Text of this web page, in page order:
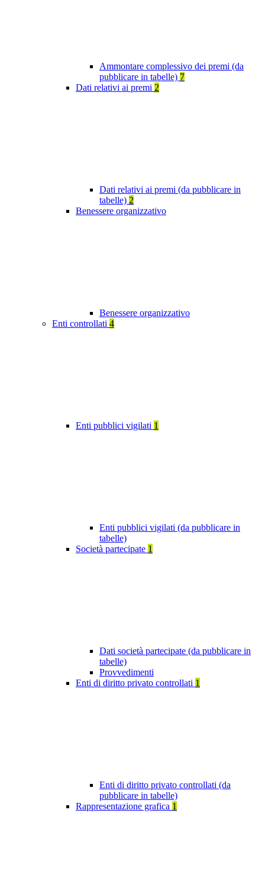
Ammontare complessivo dei premi (da
pubblicare in tabelle) 7
Dati relativi ai premi 2
Dati relativi ai premi (da pubblicare in
tabelle) 2
Benessere organizzativo
Benessere organizzativo
Enti controllati 4
Enti pubblici vigilati 1
Enti pubblici vigilati (da pubblicare in
tabelle)
Società partecipate 1
Dati società partecipate (da pubblicare in
tabelle)
Provvedimenti
Enti di diritto privato controllati 1
Enti di diritto privato controllati (da
pubblicare in tabelle)
Rappresentazione grafica 1